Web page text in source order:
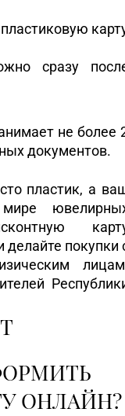
сразу
не более
документов.
пластик, а
делайте покупки
ОНЛАЙН?